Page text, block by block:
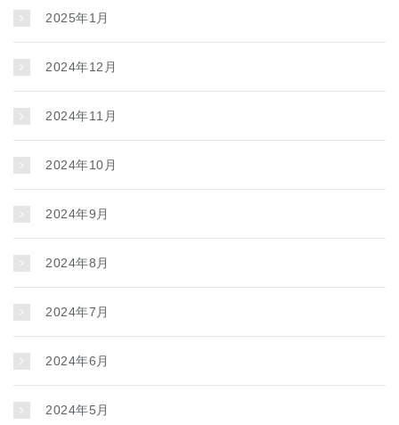
2025年1月
2024年12月
2024年11月
2024年10月
2024年9月
2024年8月
2024年7月
2024年6月
2024年5月